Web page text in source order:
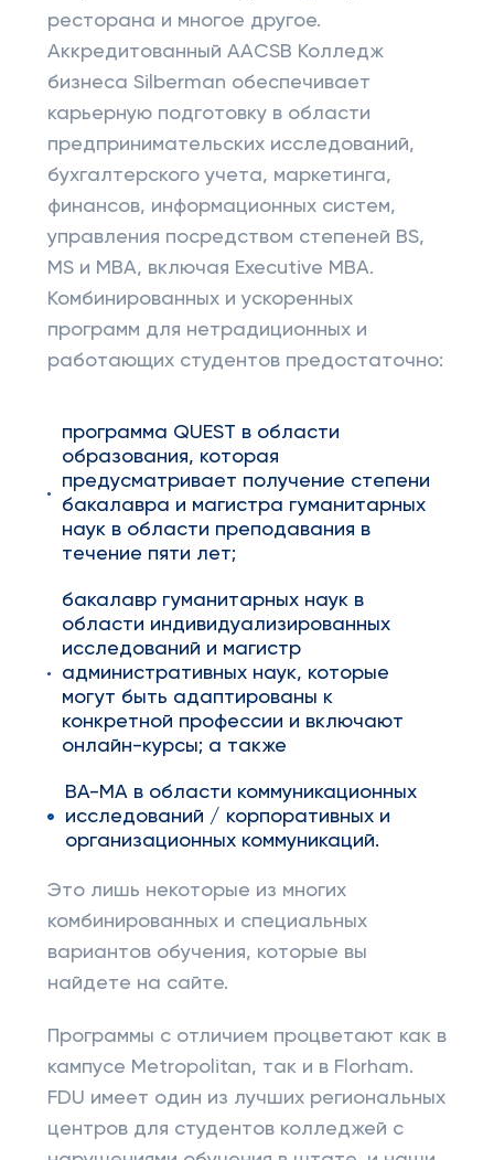
ресторана и многое другое.
Аккредитованный AACSB Колледж
бизнеса Silberman обеспечивает
карьерную подготовку в области
предпринимательских исследований,
бухгалтерского учета, маркетинга,
финансов, информационных систем,
управления посредством степеней BS,
MS и MBA, включая Executive MBA.
Комбинированных и ускоренных
программ для нетрадиционных и
работающих студентов предостаточно:
программа QUEST в области
образования, которая
предусматривает получение степени
бакалавра и магистра гуманитарных
наук в области преподавания в
течение пяти лет;
бакалавр гуманитарных наук в
области индивидуализированных
исследований и магистр
административных наук, которые
могут быть адаптированы к
конкретной профессии и включают
онлайн-курсы; а также
BA-MA в области коммуникационных
исследований / корпоративных и
организационных коммуникаций.
Это лишь некоторые из многих
комбинированных и специальных
вариантов обучения, которые вы
найдете на сайте.
Программы с отличием процветают как в
кампусе Metropolitan, так и в Florham.
FDU имеет один из лучших региональных
центров для студентов колледжей с